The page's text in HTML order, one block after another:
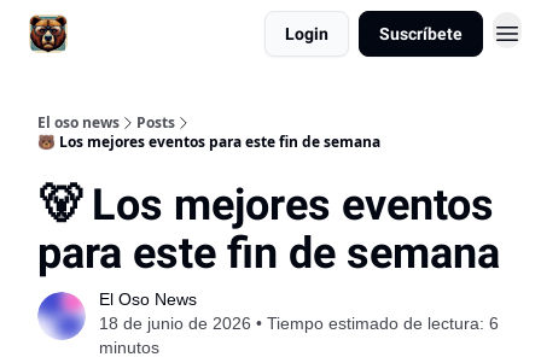
Login Suscríbete
El oso news
Posts
🐻 Los mejores eventos para este fin de semana
🐻 Los mejores eventos
para este fin de semana
El Oso News
18 de junio de 2026 • Tiempo estimado de lectura: 6
minutos